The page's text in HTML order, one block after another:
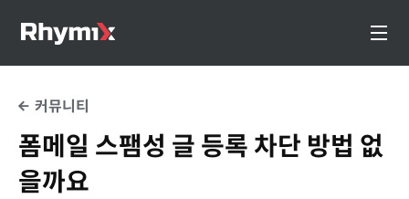
커뮤니티
폼메일 스팸성 글 등록 차단 방법 없
을까요